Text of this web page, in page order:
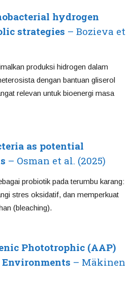
hydrogen
strategies – Bozieva et
produksi hidrogen dalam
dengan bantuan gliserol
relevan untuk bioenergi masa
as potential
– Osman et al. (2025)
probiotik pada terumbu karang:
stres oksidatif, dan memperkuat
(bleaching).
Phototrophic (AAP)
– Mäkinen